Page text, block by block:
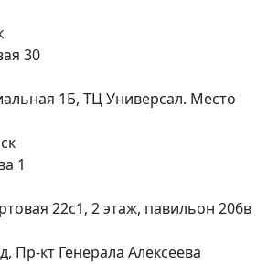
30
1Б, ТЦ Универсал. Место
1
22с1, 2 этаж, павильон 206в
Пр-кт Генерала Алексеева